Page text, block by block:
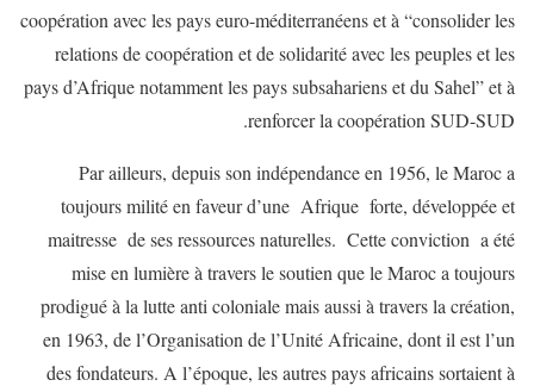
coopération avec les pays euro-méditerranéens et à “consolider les
relations de coopération et de solidarité avec les peuples et les
pays d’Afrique notamment les pays subsahariens et du Sahel” et à
renforcer la coopération SUD-SUD.
Par ailleurs, depuis son indépendance en 1956, le Maroc a
toujours milité en faveur d’une Afrique forte, développée et
maitresse de ses ressources naturelles. Cette conviction a été
mise en lumière à travers le soutien que le Maroc a toujours
prodigué à la lutte anti coloniale mais aussi à travers la création,
en 1963, de l’Organisation de l’Unité Africaine, dont il est l’un
des fondateurs. A l’époque, les autres pays africains sortaient à